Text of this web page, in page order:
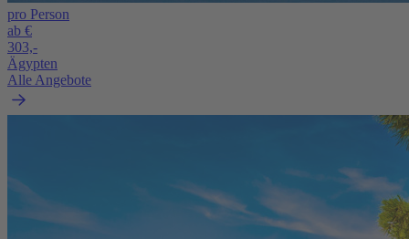
pro Person
ab €
303,-
Ägypten
Alle Angebote